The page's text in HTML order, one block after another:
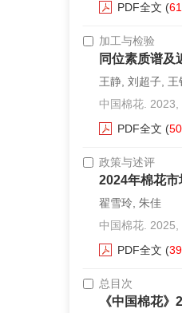
PDF全文 (
加工与检验
同位素质谱及
王静, 刘超子,
中国棉花. 2023,
PDF全文 (
政策与述评
2024年棉花
翟雪玲, 朱佳
中国棉花. 2025,
PDF全文 (
总目次
《中国棉花